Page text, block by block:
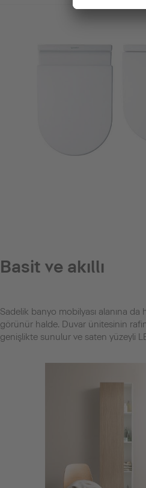
Basit ve akıllı
Sadelik banyo mobilyası alanına da
görünür halde. Duvar ünitesinin
genişlikte sunulur ve saten yüzeyli